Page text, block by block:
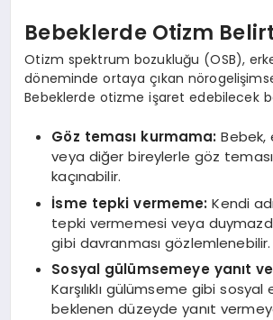
Bebeklerde Otizm
Otizm spektrum bozukluğu (OSB),
döneminde ortaya çıkan
Bebeklerde otizme işaret edebilecek
Göz teması kurmama: Bebek,
veya diğer bireylerle göz
kaçınabilir.
İsme tepki vermeme: Kendi
tepki vermemesi veya
gibi davranması gözlemlenebilir.
Sosyal gülümsemeye yanıt
Karşılıklı gülümseme gibi
beklenen düzeyde yanıt